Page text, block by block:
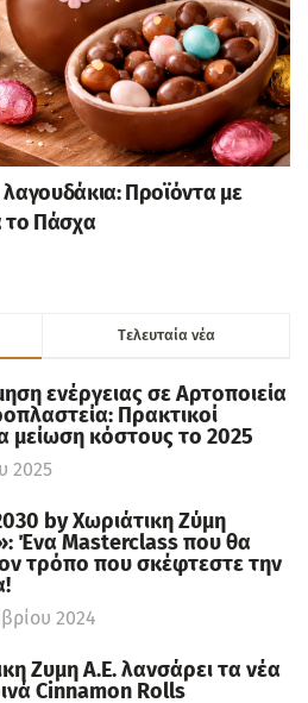
Προϊόντα με
το Πάσχα
Tελευταία νέα
ενέργειας σε Αρτοποιεία
Πρακτικοί
μείωση κόστους το 2025
2025
by Χωριάτικη Ζύμη
Ένα Masterclass που θα
τρόπο που σκέφτεστε την
2024
Ζυμη Α.Ε. λανσάρει τα νέα
Cinnamon Rolls